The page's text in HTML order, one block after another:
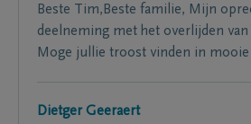
Beste Tim,Beste familie, Mijn
deelneming met het overlijden
Moge jullie troost vinden in
Dietger Geeraert